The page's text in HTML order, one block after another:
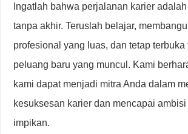
Ingatlah bahwa perjalanan karier
tanpa akhir. Teruslah belajar,
profesional yang luas, dan tetap terbuka
peluang baru yang muncul. Kami
kami dapat menjadi mitra Anda dalam
kesuksesan karier dan mencapai
impikan.